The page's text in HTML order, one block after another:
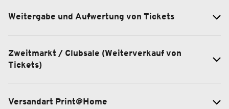
Weitergabe und Aufwertung von Tickets
Zweitmarkt / Clubsale (Weiterverkauf von
Tickets)
Versandart Print@Home